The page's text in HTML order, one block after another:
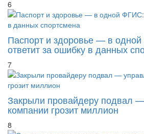
Паспорт и здоровье — в одной
ответит за ошибку в данных
7
Закрыли провайдеру подвал
компании грозит миллион
8